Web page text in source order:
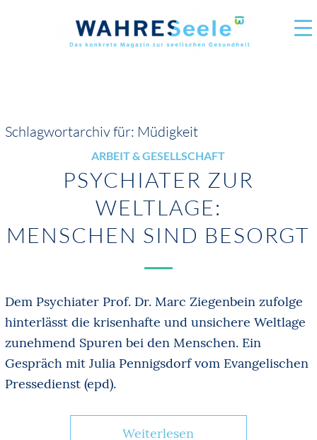
Schlagwortarchiv für: Müdigkeit
ARBEIT & GESELLSCHAFT
PSYCHIATER ZUR
WELTLAGE:
MENSCHEN SIND BESORGT
Dem Psychiater Prof. Dr. Marc Ziegenbein zufolge
hinterlässt die krisenhafte und unsichere Weltlage
zunehmend Spuren bei den Menschen. Ein
Gespräch mit Julia Pennigsdorf vom Evangelischen
Pressedienst (epd).
Weiterlesen